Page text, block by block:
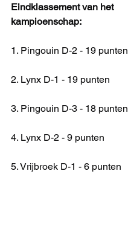
Eindklassement van het
kampioenschap:
1. Pingouin D-2 - 19 punten
2. Lynx D-1 - 19 punten
3. Pingouin D-3 - 18 punten
4. Lynx D-2 - 9 punten
5. Vrijbroek D-1 - 6 punten